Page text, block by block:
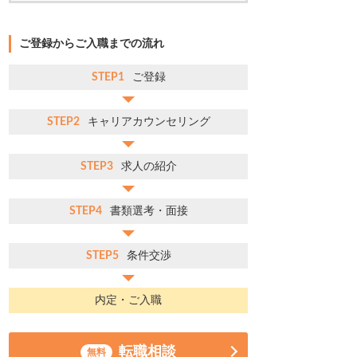
ご登録からご入職までの流れ
STEP1 ご登録
STEP2 キャリアカウンセリング
STEP3 求人の紹介
STEP4 書類選考・面接
STEP5 条件交渉
内定・ご入職
無料 転職相談